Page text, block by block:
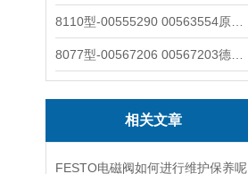
相关文章
FESTO电磁阀如何进行维护保养呢